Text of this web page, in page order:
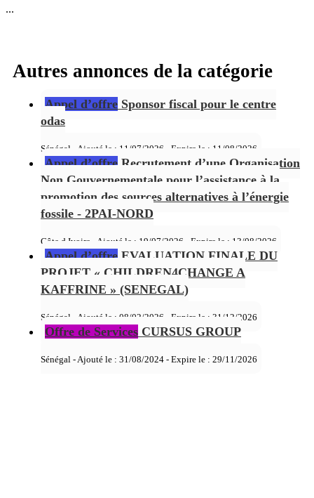
...
Autres annonces de la catégorie
Appel d’offre Sponsor fiscal pour le centre
odas
Sénégal - Ajouté le : 11/07/2026 - Expire le : 11/08/2026
Appel d’offre Recrutement d’une Organisation
Non Gouvernementale pour l’assistance à la
promotion des sources alternatives à l’énergie
fossile - 2PAI-NORD
Côte d Ivoire - Ajouté le : 19/07/2026 - Expire le : 13/08/2026
Appel d’offre EVALUATION FINALE DU
PROJET « CHILDREN4CHANGE A
KAFFRINE » (SENEGAL)
Sénégal - Ajouté le : 08/02/2026 - Expire le : 31/12/2026
Offre de Services CURSUS GROUP
Sénégal - Ajouté le : 31/08/2024 - Expire le : 29/11/2026